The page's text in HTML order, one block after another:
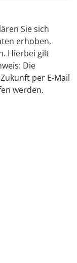
Sie sich
erhoben,
Hierbei gilt
Die
per E-Mail
werden.